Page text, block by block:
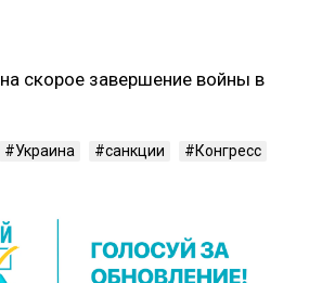
на скорое завершение войны в
Украина санкции Конгресс